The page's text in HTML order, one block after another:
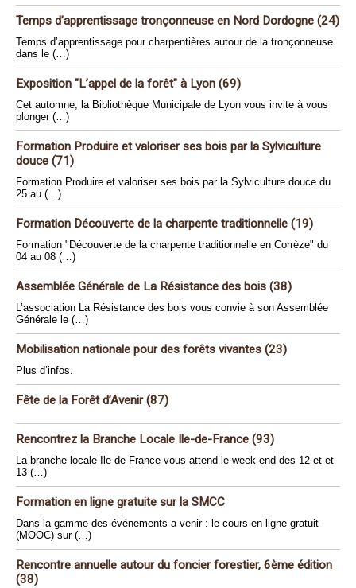
Temps d’apprentissage tronçonneuse en Nord Dordogne (24)
Temps d’apprentissage pour charpentières autour de la tronçonneuse
dans le (…)
Exposition "L’appel de la forêt" à Lyon (69)
Cet automne, la Bibliothèque Municipale de Lyon vous invite à vous
plonger (…)
Formation Produire et valoriser ses bois par la Sylviculture
douce (71)
Formation Produire et valoriser ses bois par la Sylviculture douce du
25 au (…)
Formation Découverte de la charpente traditionnelle (19)
Formation "Découverte de la charpente traditionnelle en Corrèze" du
04 au 08 (…)
Assemblée Générale de La Résistance des bois (38)
L’association La Résistance des bois vous convie à son Assemblée
Générale le (…)
Mobilisation nationale pour des forêts vivantes (23)
Plus d’infos.
Fête de la Forêt d’Avenir (87)
Rencontrez la Branche Locale Ile-de-France (93)
La branche locale Ile de France vous attend le week end des 12 et et
13 (…)
Formation en ligne gratuite sur la SMCC
Dans la gamme des événements a venir : le cours en ligne gratuit
(MOOC) sur (…)
Rencontre annuelle autour du foncier forestier, 6ème édition
(38)